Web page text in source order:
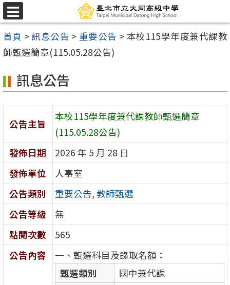
跳
至
主
要
容
區
選
單
首頁 >訊息公告 > 重要公告 > 本校115學年度兼代課教
師甄選簡章(115.05.28公告)
訊息公告
公告主旨
本校115學年度兼代課教師甄選簡章
(115.05.28公告)
發佈日期
2026 年 5 月 28 日
發佈單位
人事室
公告類別
重要公告, 教師甄選
公告等級
無
點閱次數
565
公告內容
一、甄選科目及錄取名額：
甄選類別
國中兼代課